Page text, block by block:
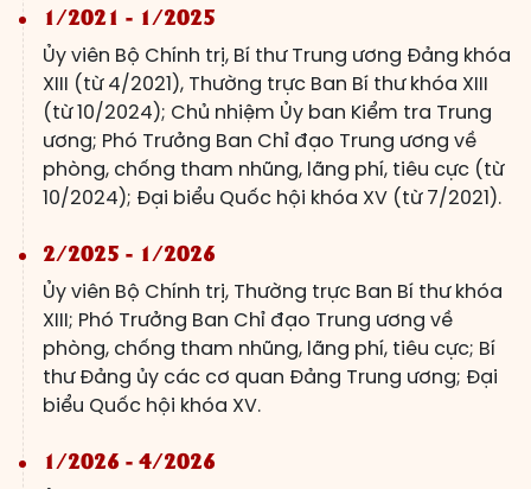
1/2021 - 1/2025
Ủy viên Bộ Chính trị, Bí thư Trung ương Đảng khóa
XIII (từ 4/2021), Thường trực Ban Bí thư khóa XIII
(từ 10/2024); Chủ nhiệm Ủy ban Kiểm tra Trung
ương; Phó Trưởng Ban Chỉ đạo Trung ương về
phòng, chống tham nhũng, lãng phí, tiêu cực (từ
10/2024); Đại biểu Quốc hội khóa XV (từ 7/2021).
2/2025 - 1/2026
Ủy viên Bộ Chính trị, Thường trực Ban Bí thư khóa
XIII; Phó Trưởng Ban Chỉ đạo Trung ương về
phòng, chống tham nhũng, lãng phí, tiêu cực; Bí
thư Đảng ủy các cơ quan Đảng Trung ương; Đại
biểu Quốc hội khóa XV.
1/2026 - 4/2026